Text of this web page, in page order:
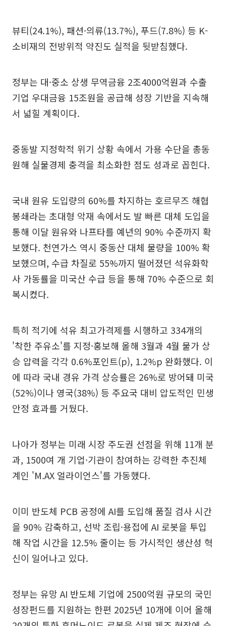
뷰티(24.1%), 패션·의류(13.7%), 푸드(7.8%) 등 K-
소비재의 전방위적 약진도 실적을 뒷받침했다.
정부는 대·중소 상생 무역금융 2조4000억원과 수출
기업 우대금융 15조원을 공급해 성장 기반을 지속해
서 넓힐 계획이다.
중동발 지정학적 위기 상황 속에서 가용 수단을 총동
원해 실물경제 충격을 최소화한 점도 성과로 꼽힌다.
국내 원유 도입량의 60%를 차지하는 호르무즈 해협
봉쇄라는 초대형 악재 속에서도 발 빠른 대체 도입을
통해 이달 원유와 나프타를 예년의 90% 수준까지 확
보했다. 천연가스 역시 중동산 대체 물량을 100% 확
보했으며, 수급 차질로 55%까지 떨어졌던 석유화학
사 가동률을 미국산 수급 등을 통해 70% 수준으로 회
복시켰다.
특히 적기에 석유 최고가격제를 시행하고 334개의
'착한 주유소'를 지정·홍보해 올해 3월과 4월 물가 상
승 압력을 각각 0.6%포인트(p), 1.2%p 완화했다. 이
에 따라 국내 경유 가격 상승률은 26%로 방어돼 미국
(52%)이나 영국(38%) 등 주요국 대비 압도적인 민생
안정 효과를 거뒀다.
나아가 정부는 미래 시장 주도권 선점을 위해 11개 분
과, 1500여 개 기업·기관이 참여하는 강력한 추진체
계인 'M.AX 얼라이언스'를 가동했다.
이미 반도체 PCB 공정에 AI를 도입해 품질 검사 시간
을 90% 감축하고, 선박 조립·용접에 AI 로봇을 투입
해 작업 시간을 12.5% 줄이는 등 가시적인 생산성 혁
신이 일어나고 있다.
정부는 유망 AI 반도체 기업에 2500억원 규모의 국민
성장펀드를 지원하는 한편 2025년 10개에 이어 올해